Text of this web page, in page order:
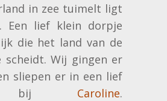
in zee tuimelt ligt
. Een lief klein dorpje
die het land van de
scheidt. Wij gingen er
sliepen er in een lief
bij Caroline.